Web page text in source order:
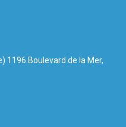
1196 Boulevard de la Mer,